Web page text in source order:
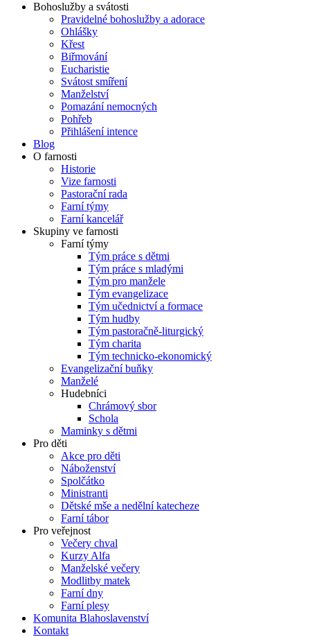
Bohoslužby a svátosti
Pravidelné bohoslužby a adorace
Ohlášky
Křest
Biřmování
Eucharistie
Svátost smíření
Manželství
Pomazání nemocných
Pohřeb
Přihlášení intence
Blog
O farnosti
Historie
Vize farnosti
Pastorační rada
Farní týmy
Farní kancelář
Skupiny ve farnosti
Farní týmy
Tým práce s dětmi
Tým práce s mladými
Tým pro manžele
Tým evangelizace
Tým učednictví a formace
Tým hudby
Tým pastoračně-liturgický
Tým charita
Tým technicko-ekonomický
Evangelizační buňky
Manželé
Hudebníci
Chrámový sbor
Schola
Maminky s dětmi
Pro děti
Akce pro děti
Náboženství
Spolčátko
Ministranti
Dětské mše a nedělní katecheze
Farní tábor
Pro veřejnost
Večery chval
Kurzy Alfa
Manželské večery
Modlitby matek
Farní dny
Farní plesy
Komunita Blahoslavenství
Kontakt